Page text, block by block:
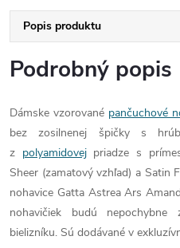
Popis produktu
Podrobný popis
Dámske vzorované pančuchové
bez zosilnenej špičky s
z polyamidovejpriadze s
Sheer (zamatový vzhľad) a Satin
nohavice Gatta Astrea Ars
nohavičiek budú
bielizníku. Sú dodávané v